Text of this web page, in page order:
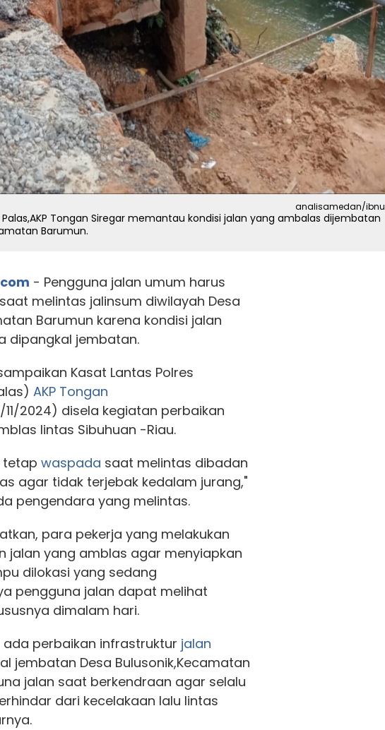
analisamedan/ibnu
Palas,AKP Tongan Siregar memantau kondisi jalan yang ambalas dijembatan
Barumun.
- Pengguna jalan umum harus
saat melintas jalinsum diwilayah Desa
Barumun karena kondisi jalan
dipangkal jembatan.
Kasat Lantas Polres
AKP Tongan
11/2024) disela kegiatan perbaikan
lintas Sibuhuan -Riau.
tetap waspada saat melintas dibadan
agar tidak terjebak kedalam jurang,"
pengendara yang melintas.
para pekerja yang melakukan
jalan yang amblas agar menyiapkan
dilokasi yang sedang
pengguna jalan dapat melihat
dimalam hari.
ada perbaikan infrastruktur jalan
jembatan Desa Bulusonik,Kecamatan
jalan saat berkendraan agar selalu
dari kecelakaan lalu lintas